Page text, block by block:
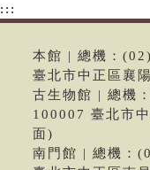
:::
本館 | 總機：
臺北市中正區襄
古生物館 | 總機
100007 臺北市
面)
南門館 | 總機：